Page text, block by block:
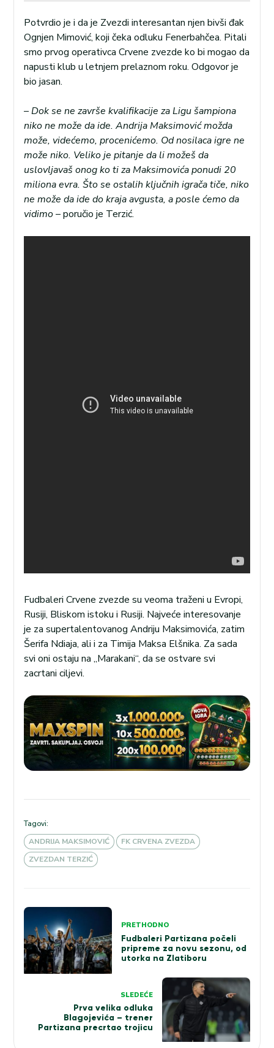
Potvrdio je i da je Zvezdi interesantan njen bivši đak
Ognjen Mimović, koji čeka odluku Fenerbahčea. Pitali
smo prvog operativca Crvene zvezde ko bi mogao da
napusti klub u letnjem prelaznom roku. Odgovor je
bio jasan.
–Dok se ne završe kvalifikacije za Ligu šampiona
niko ne može da ide. Andrija Maksimović možda
može, videćemo, procenićemo. Od nosilaca igre ne
može niko. Veliko je pitanje da li možeš da
uslovljavaš onog ko ti za Maksimovića ponudi 20
miliona evra. Što se ostalih ključnih igrača tiče, niko
ne može da ide do kraja avgusta, a posle ćemo da
vidimo– poručio je Terzić.
Fudbaleri Crvene zvezde su veoma traženi u Evropi,
Rusiji, Bliskom istoku i Rusiji. Najveće interesovanje
je za supertalentovanog Andriju Maksimovića, zatim
Šerifa Ndiaja, ali i za Timija Maksa Elšnika. Za sada
svi oni ostaju na „Marakani“, da se ostvare svi
zacrtani ciljevi.
Tagovi:
ANDRIJA MAKSIMOVIĆ
FK CRVENA ZVEZDA
ZVEZDAN TERZIĆ
Kretanje
članka
PRETHODNO
Fudbaleri Partizana počeli
pripreme za novu sezonu, od
utorka na Zlatiboru
SLEDEĆE
Prva velika odluka
Blagojevića – trener
Partizana precrtao trojicu